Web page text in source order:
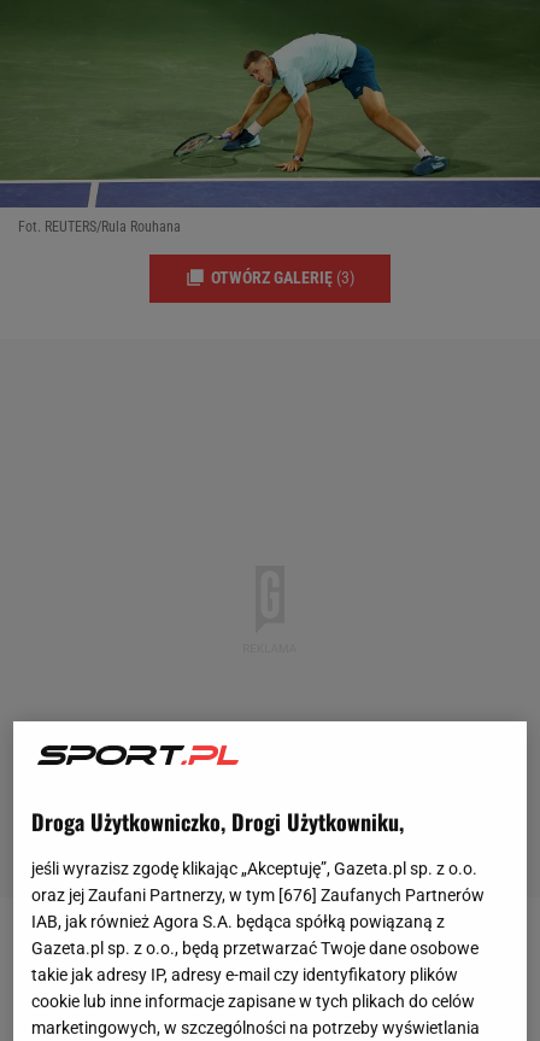
Fot. REUTERS/Rula Rouhana
OTWÓRZ GALERIĘ (3)
Hubert Hurkacz (8. ATP) z ma za sobą mordercze
otwarcieturniejuATP 500 w Dubaju, gdzie w
pierwszej rundzie zmierzył się z Janem-Lennardem
Droga Użytkowniczko, Drogi Użytkowniku,
jeśli wyrazisz zgodę klikając „Akceptuję”, Gazeta.pl sp. z o.o.
oraz jej Zaufani Partnerzy, w tym [676] Zaufanych Partnerów
IAB, jak również Agora S.A. będąca spółką powiązaną z
Gazeta.pl sp. z o.o., będą przetwarzać Twoje dane osobowe
takie jak adresy IP, adresy e-mail czy identyfikatory plików
cookie lub inne informacje zapisane w tych plikach do celów
marketingowych, w szczególności na potrzeby wyświetlania